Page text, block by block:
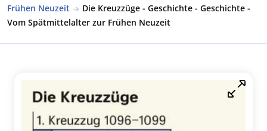
Frühen Neuzeit
Die Kreuzzüge - Geschichte - Geschichte -
Vom Spätmittelalter zur Frühen Neuzeit